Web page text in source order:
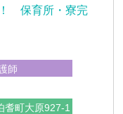
保育所・寮完
師
耆町大原927-1